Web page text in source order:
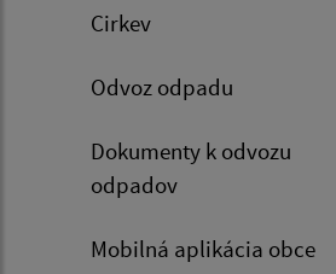
Cirkev
Odvoz odpadu
Dokumenty k odvozu
odpadov
Mobilná aplikácia obce